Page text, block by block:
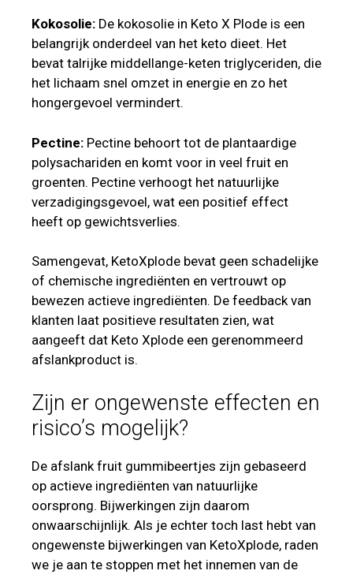
Kokosolie: De kokosolie in Keto X Plode is een
belangrijk onderdeel van het keto dieet. Het
bevat talrijke middellange-keten triglyceriden, die
het lichaam snel omzet in energie en zo het
hongergevoel vermindert.
Pectine: Pectine behoort tot de plantaardige
polysachariden en komt voor in veel fruit en
groenten. Pectine verhoogt het natuurlijke
verzadigingsgevoel, wat een positief effect
heeft op gewichtsverlies.
Samengevat, KetoXplode bevat geen schadelijke
of chemische ingrediënten en vertrouwt op
bewezen actieve ingrediënten. De feedback van
klanten laat positieve resultaten zien, wat
aangeeft dat Keto Xplode een gerenommeerd
afslankproduct is.
Zijn er ongewenste effecten en
risico’s mogelijk?
De afslank fruit gummibeertjes zijn gebaseerd
op actieve ingrediënten van natuurlijke
oorsprong. Bijwerkingen zijn daarom
onwaarschijnlijk. Als je echter toch last hebt van
ongewenste bijwerkingen van KetoXplode, raden
we je aan te stoppen met het innemen van de